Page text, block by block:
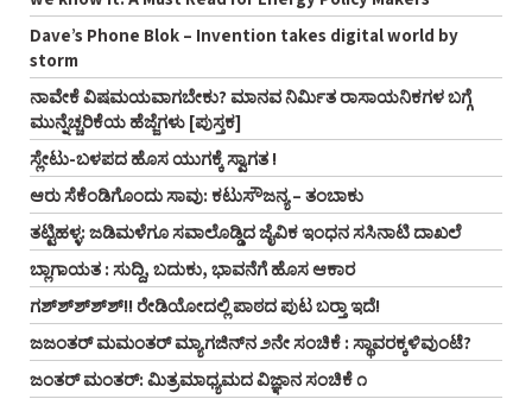
Dave’s Phone Blok – Invention takes digital world by
storm
ನಾವೇಕೆ ವಿಷಮಯವಾಗಬೇಕು? ಮಾನವ ನಿರ್ಮಿತ ರಾಸಾಯನಿಕಗಳ ಬಗ್ಗೆ
ಮುನ್ನೆಚ್ಚರಿಕೆಯ ಹೆಜ್ಜೆಗಳು [ಪುಸ್ತಕ]
ಸ್ಲೇಟು-ಬಳಪದ ಹೊಸ ಯುಗಕ್ಕೆ ಸ್ವಾಗತ !
ಆರು ಸೆಕೆಂಡಿಗೊಂದು ಸಾವು: ಕಟುಸೌಜನ್ಯ – ತಂಬಾಕು
ತಟ್ಟಿಹಳ್ಳ: ಜಡಿಮಳೆಗೂ ಸವಾಲೊಡ್ಡಿದ ಜೈವಿಕ ಇಂಧನ ಸಸಿನಾಟಿ ದಾಖಲೆ
ಬ್ಲಾಗಾಯತ : ಸುದ್ದಿ, ಬದುಕು, ಭಾವನೆಗೆ ಹೊಸ ಆಕಾರ
ಗಶ್‌ಶ್‌ಶ್‌ಶ್‌ಶ್!! ರೇಡಿಯೋದಲ್ಲಿ ಪಾಠದ ಪುಟ ಬರ್‍ತಾ ಇದೆ!
ಜಜಂತರ್‌ ಮಮಂತರ್‌ ಮ್ಯಾಗಜಿನ್‌ನ ೨ನೇ ಸಂಚಿಕೆ : ಸ್ಥಾವರಕ್ಕಳಿವುಂಟೆ?
ಜಂತರ್‌ ಮಂತರ್‌: ಮಿತ್ರಮಾಧ್ಯಮದ ವಿಜ್ಞಾನ ಸಂಚಿಕೆ ೧